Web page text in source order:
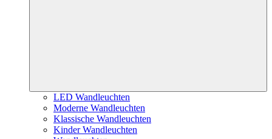
LED Wandleuchten
Moderne Wandleuchten
Klassische Wandleuchten
Kinder Wandleuchten